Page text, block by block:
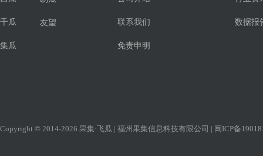
千瓜
集瓜
友望 联系我们
免责申明
数据报
Copyright © 2014-2026 果集·飞瓜 | 福州果集信息科技有限公司 | 闽ICP备